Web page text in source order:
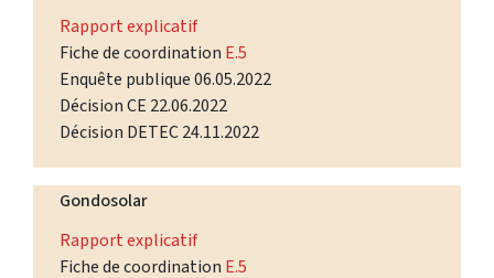
Rapport explicatif
Fiche de coordination E.5
Enquête publique 06.05.2022
Décision CE 22.06.2022
Décision DETEC 24.11.2022
Gondosolar
Rapport explicatif
Fiche de coordination E.5